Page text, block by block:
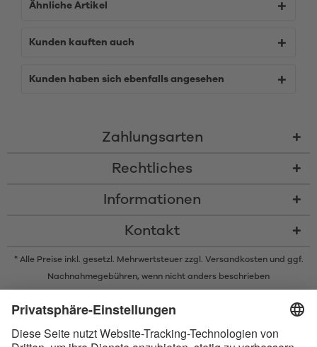
Ähnliche Artikel
Kunden kauften auch
Kunden haben sich ebenfalls angesehen
Zahlungsarten
Rechtliches
Informationen
Kontakt
* Alle Preise inkl. gesetzl. Mehrwertsteuer zzgl. Versandkostenund ggf.
Nachnahmegebühren, wenn nicht anders beschrieben
und Eigentum der Bluetooth SIG, Inc. Die Nutzung dieser Marken durch
Apple und das Apple-Logo sind eingetragene Marken von Apple Inc.